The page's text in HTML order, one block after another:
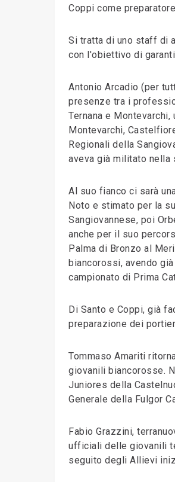
Coppi come
Si tratta di uno staff di
con l'obiettivo di
Antonio Arcadio (per
presenze tra i
Ternana e
Montevarchi,
Regionali della
aveva già militato nella
Al suo fianco ci sarà
Noto e stimato per la
Sangiovannese, poi
anche per il suo
Palma di Bronzo al
biancorossi, avendo
campionato di Prima
Di Santo e Coppi, già
preparazione dei
Tommaso Amariti
giovanili biancorosse.
Juniores della
Generale della Fulgor
Fabio Grazzini,
ufficiali delle giovanili
seguito degli Allievi